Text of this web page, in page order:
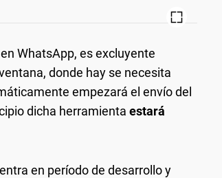
WhatsApp, es excluyente
donde hay se necesita
empezará el envío del
dicha herramienta estará
en período de desarrollo y